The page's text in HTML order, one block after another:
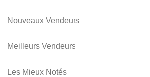
Nouveaux Vendeurs
Meilleurs Vendeurs
Les Mieux Notés